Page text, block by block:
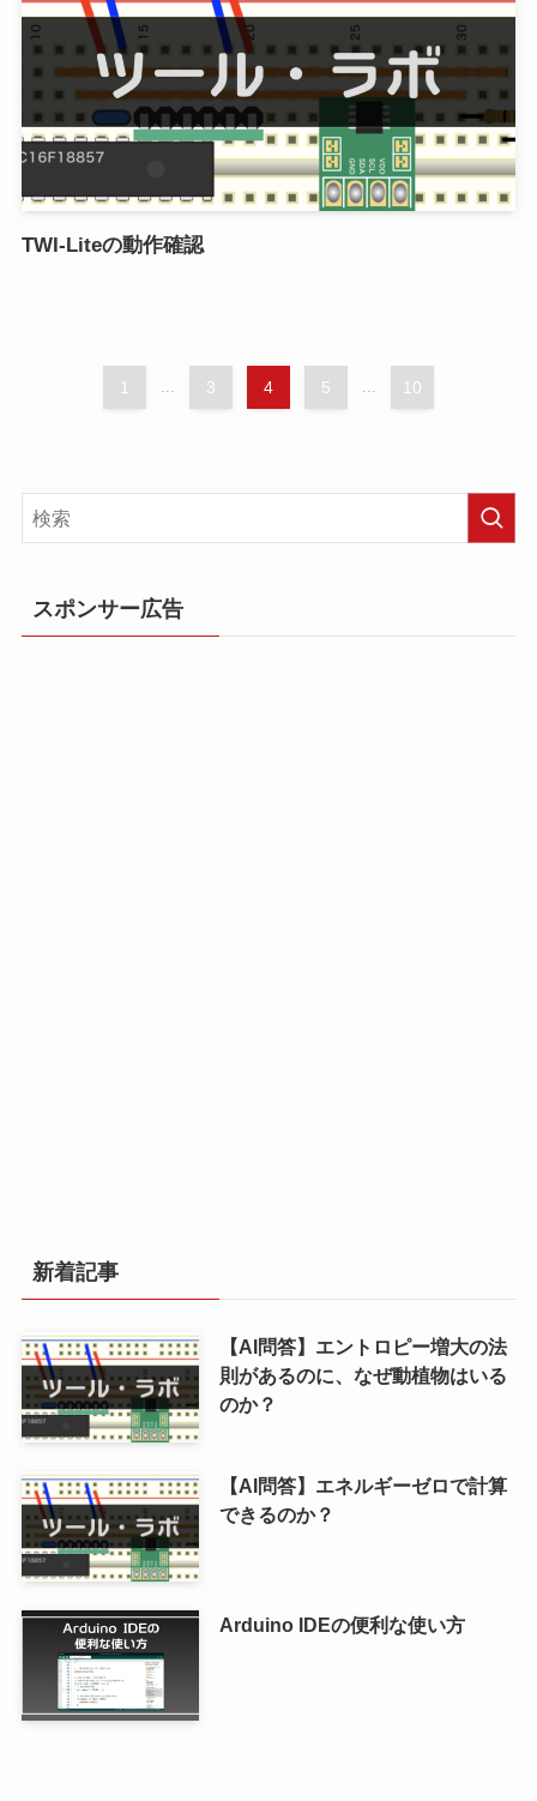
TWI-Liteの動作確認
1 3 4 5 10
スポンサー広告
新着記事
【AI問答】エントロピー増大の法
則があるのに、なぜ動植物はいる
のか？
【AI問答】エネルギーゼロで計算
できるのか？
Arduino IDEの便利な使い方